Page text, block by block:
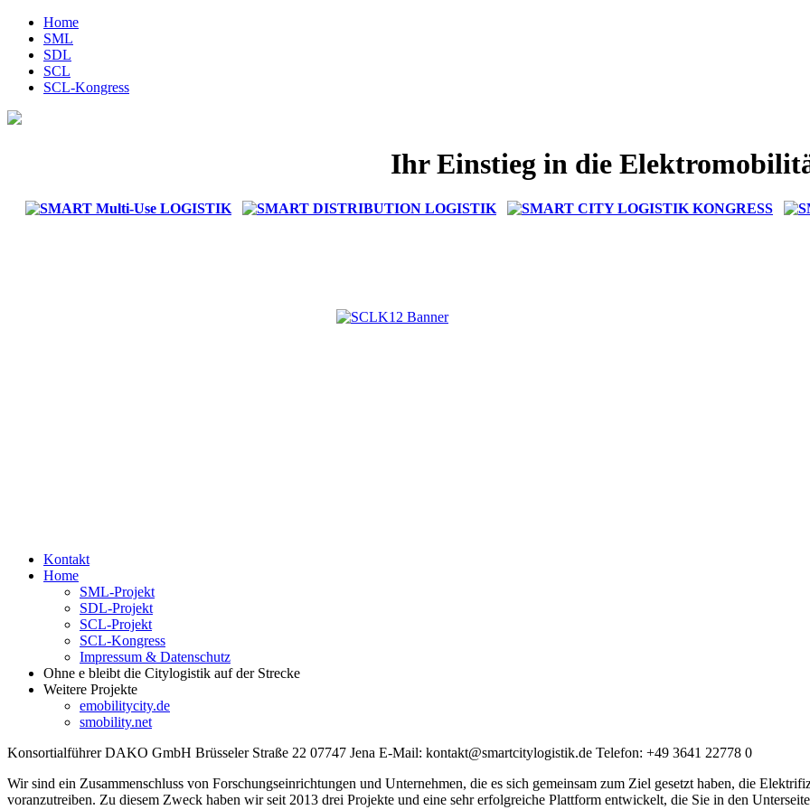
Home
SML
SDL
SCL
SCL-Kongress
Ihr Einstieg in die
Kontakt
Home
SML-Projekt
SDL-Projekt
SCL-Projekt
SCL-Kongress
Impressum & Datenschutz
Ohne e bleibt die Citylogistik auf der Strecke
Weitere Projekte
emobilitycity.de
smobility.net
Konsortialführer DAKO GmbH Brüsseler Straße 22 07747 Jena E-Mail: kontakt@smartcitylogistik.de Telefon: +49 3641 22778 0
Wir sind ein Zusammenschluss von Forschungseinricht­ungen und Unternehmen, die es sich gemeinsam zum Ziel gesetzt haben, die
voranzutreiben. Zu diesem Zweck haben wir seit 2013 drei Projekte und eine sehr erfolgreiche Plattform entwickelt, die Sie in den